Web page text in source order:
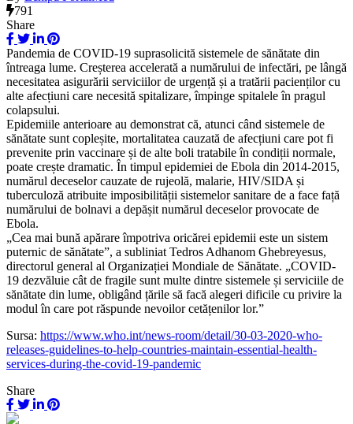
791
Share
Pandemia de COVID-19 suprasolicită sistemele de sănătate din
întreaga lume. Creșterea accelerată a numărului de infectări, pe lângă
necesitatea asigurării serviciilor de urgență și a tratării pacienților cu
alte afecțiuni care necesită spitalizare, împinge spitalele în pragul
colapsului.
Epidemiile anterioare au demonstrat că, atunci când sistemele de
sănătate sunt copleșite, mortalitatea cauzată de afecțiuni care pot fi
prevenite prin vaccinare și de alte boli tratabile în condiții normale,
poate crește dramatic. În timpul epidemiei de Ebola din 2014-2015,
numărul deceselor cauzate de rujeolă, malarie, HIV/SIDA și
tuberculoză atribuite imposibilității sistemelor sanitare de a face față
numărului de bolnavi a depășit numărul deceselor provocate de
Ebola.
„Cea mai bună apărare împotriva oricărei epidemii este un sistem
puternic de sănătate”, a subliniat Tedros Adhanom Ghebreyesus,
directorul general al Organizației Mondiale de Sănătate. „COVID-
19 dezvăluie cât de fragile sunt multe dintre sistemele și serviciile de
sănătate din lume, obligând țările să facă alegeri dificile cu privire la
modul în care pot răspunde nevoilor cetățenilor lor.”
Sursa: https://www.who.int/news-room/detail/30-03-2020-who-
releases-guidelines-to-help-countries-maintain-essential-health-
services-during-the-covid-19-pandemic
Share